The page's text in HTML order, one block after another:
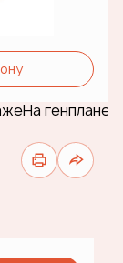
На генплане